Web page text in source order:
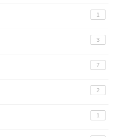
1
3
7
2
1